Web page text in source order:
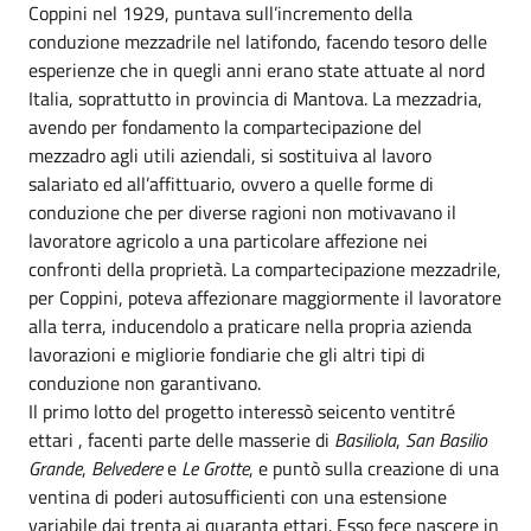
Coppini nel 1929, puntava sull’incremento della
conduzione mezzadrile nel latifondo, facendo tesoro delle
esperienze che in quegli anni erano state attuate al nord
Italia, soprattutto in provincia di Mantova. La mezzadria,
avendo per fondamento la compartecipazione del
mezzadro agli utili aziendali, si sostituiva al lavoro
salariato ed all’affittuario, ovvero a quelle forme di
conduzione che per diverse ragioni non motivavano il
lavoratore agricolo a una particolare affezione nei
confronti della proprietà. La compartecipazione mezzadrile,
per Coppini, poteva affezionare maggiormente il lavoratore
alla terra, inducendolo a praticare nella propria azienda
lavorazioni e migliorie fondiarie che gli altri tipi di
conduzione non garantivano.
Il primo lotto del progetto interessò seicento ventitré
ettari , facenti parte delle masserie di Basiliola, San Basilio
Grande, Belvederee Le Grotte, e puntò sulla creazione di una
ventina di poderi autosufficienti con una estensione
variabile dai trenta ai quaranta ettari. Esso fece nascere in